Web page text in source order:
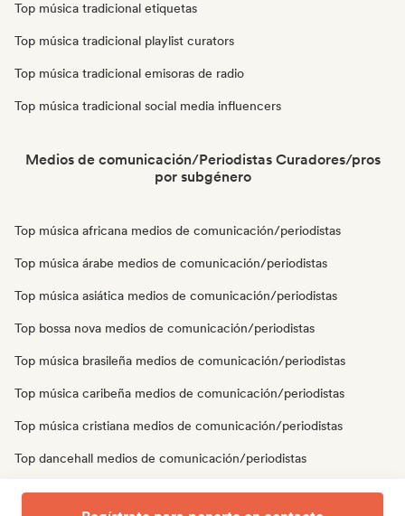
Top música tradicional etiquetas
Top música tradicional playlist curators
Top música tradicional emisoras de radio
Top música tradicional social media influencers
Medios de comunicación/Periodistas Curadores/pros
por subgénero
Top música africana medios de comunicación/periodistas
Top música árabe medios de comunicación/periodistas
Top música asiática medios de comunicación/periodistas
Top bossa nova medios de comunicación/periodistas
Top música brasileña medios de comunicación/periodistas
Top música caribeña medios de comunicación/periodistas
Top música cristiana medios de comunicación/periodistas
Top dancehall medios de comunicación/periodistas
Top música latina medios de comunicación/periodistas